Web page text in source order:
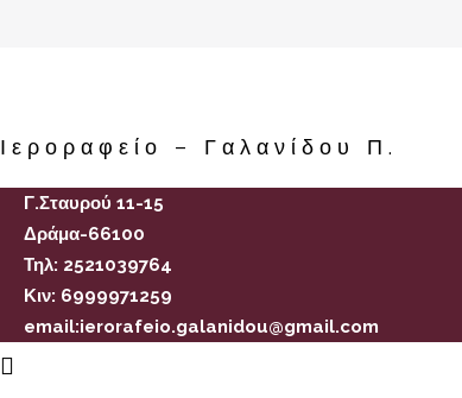
Ιεροραφείο – Γαλανίδου Π.
Γ.Σταυρού 11-15
Δράμα-66100
Τηλ: 2521039764
Κιν: 6999971259
email:ierorafeio.galanidou@gmail.com